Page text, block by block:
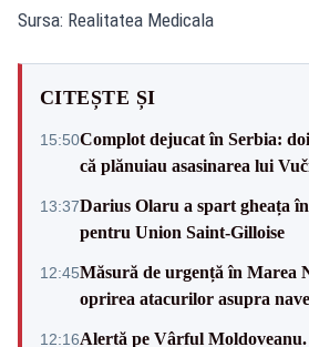
Sursa: Realitatea Medicala
CITEȘTE ȘI
15:50Complot dejucat în Serbia:
că plănuiau asasinarea lui
13:37Darius Olaru a spart gheața
pentru Union Saint-Gilloise
12:45Măsură de urgență în Marea
oprirea atacurilor asupra
12:16Alertă pe Vârful